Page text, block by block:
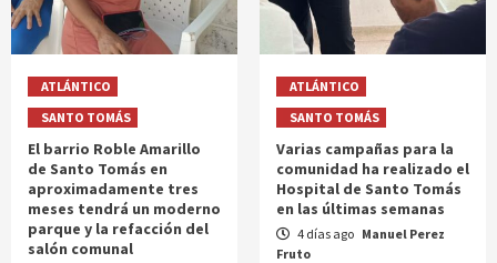
ATLÁNTICO
SANTO TOMÁS
El barrio Roble Amarillo
de Santo Tomás en
aproximadamente tres
meses tendrá un moderno
parque y la refacción del
salón comunal
ATLÁNTICO
SANTO TOMÁS
Varias campañas para la
comunidad ha realizado el
Hospital de Santo Tomás
en las últimas semanas
4 días ago Manuel Perez
Fruto